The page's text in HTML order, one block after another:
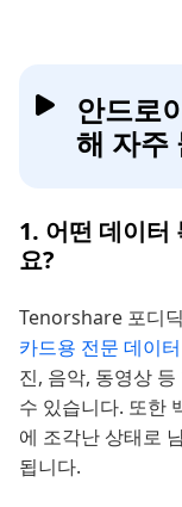
안드로
해 자주
1. 어떤 데이터
요?
Tenorshare 포디
카드용 전문 데이
진, 음악, 동영상
수 있습니다. 또한
에 조각난 상태로
됩니다.